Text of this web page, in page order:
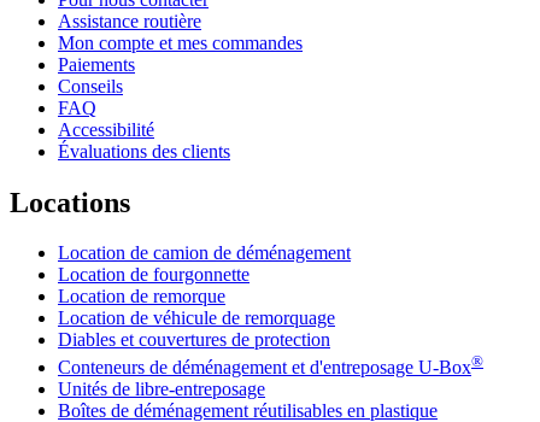
Assistance routière
Mon compte et mes commandes
Paiements
Conseils
FAQ
Accessibilité
Évaluations des clients
Locations
Location de camion de déménagement
Location de fourgonnette
Location de remorque
Location de véhicule de remorquage
Diables et couvertures de protection
Conteneurs de déménagement et d'entreposage U-Box®
Unités de libre-entreposage
Boîtes de déménagement réutilisables en plastique